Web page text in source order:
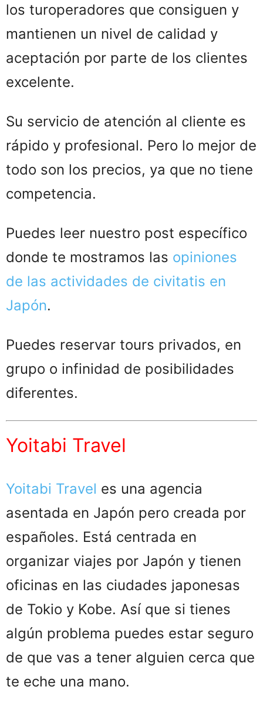
los turoperadores que consiguen y
mantienen un nivel de calidad y
aceptación por parte de los clientes
excelente.
Su servicio de atención al cliente es
rápido y profesional. Pero lo mejor de
todo son los precios, ya que no tiene
competencia.
Puedes leer nuestro post específico
donde te mostramos las opiniones
de las actividades de civitatis en
Japón.
Puedes reservar tours privados, en
grupo o infinidad de posibilidades
diferentes.
Yoitabi Travel
Yoitabi Travel es una agencia
asentada en Japón pero creada por
españoles. Está centrada en
organizar viajes por Japón y tienen
oficinas en las ciudades japonesas
de Tokio y Kobe. Así que si tienes
algún problema puedes estar seguro
de que vas a tener alguien cerca que
te eche una mano.